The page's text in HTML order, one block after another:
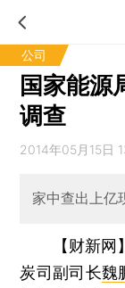
公司
国家能源
调查
2014年05月15日
家中查出上亿
【财新
炭司副司长魏